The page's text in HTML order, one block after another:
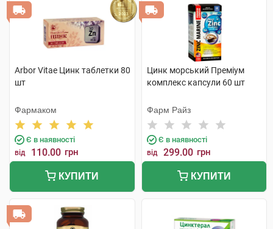
Arbor Vitae Цинк таблетки 80
шт
Фармаком
Є в наявності
від 110.00 грн
КУПИТИ
Цинк морський Преміум
комплекс капсули 60 шт
Фарм Райз
Є в наявності
від 299.00 грн
КУПИТИ